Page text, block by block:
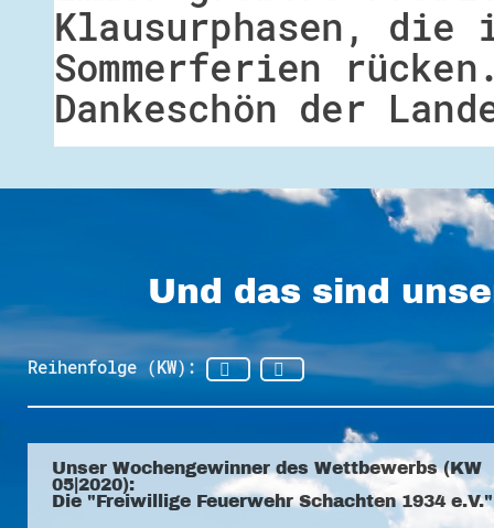
Klausurphasen, die
Sommerferien
Dankeschön der
Und das sind
Reihenfolge (KW):
Unser Wochengewinner des Wettbewerbs (KW
05|2020):
Die "Freiwillige Feuerwehr Schachten 1934 e.V."